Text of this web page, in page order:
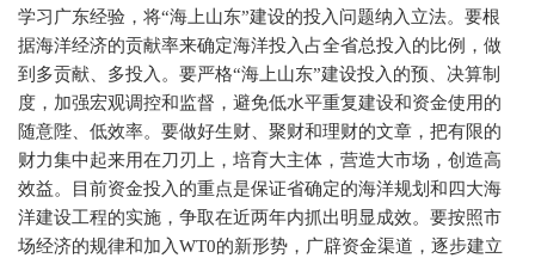
学习广东经验，将“海上山东”建设的投入问题纳入立法。要根
据海洋经济的贡献率来确定海洋投入占全省总投入的比例，做
到多贡献、多投入。要严格“海上山东”建设投入的预、决算制
度，加强宏观调控和监督，避免低水平重复建设和资金使用的
随意陛、低效率。要做好生财、聚财和理财的文章，把有限的
财力集中起来用在刀刃上，培育大主体，营造大市场，创造高
效益。目前资金投入的重点是保证省确定的海洋规划和四大海
洋建设工程的实施，争取在近两年内抓出明显成效。要按照市
场经济的规律和加入WT0的新形势，广辟资金渠道，逐步建立